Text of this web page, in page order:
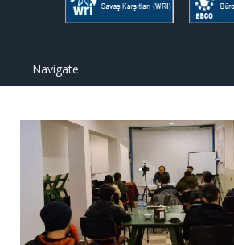
Navigate